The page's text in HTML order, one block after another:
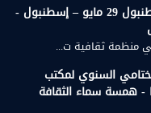
زيارة علمية إلى جامعة مرمرة وجامعة إسطنبول 29 مايو – إسطنبول -
منظمة ثقافية ت...
السنوي لمكتب
- همسة سماء الثقافة